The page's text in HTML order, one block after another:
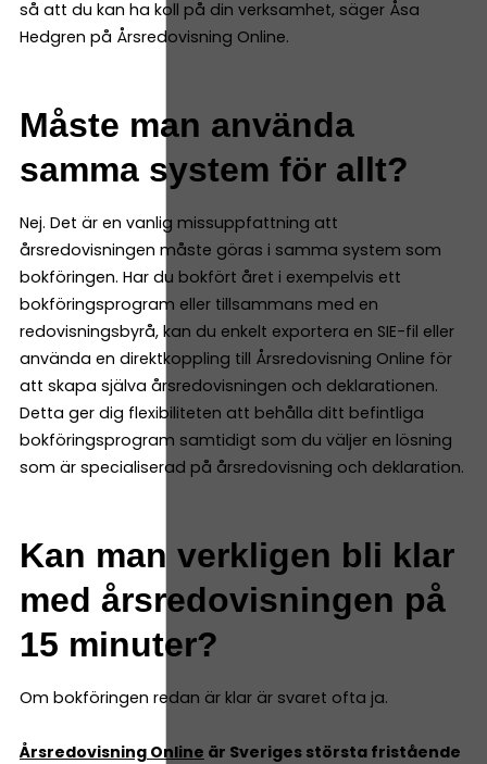
så att du kan ha koll på din verksamhet, säger Åsa
Hedgren på Årsredovisning Online.
Måste man använda
samma system för allt?
Nej. Det är en vanlig missuppfattning att
årsredovisningen måste göras i samma system som
bokföringen. Har du bokfört året i exempelvis ett
bokföringsprogram eller tillsammans med en
redovisningsbyrå, kan du enkelt exportera en SIE-fil eller
använda en direktkoppling till Årsredovisning Online för
att skapa själva årsredovisningen och deklarationen.
Detta ger dig flexibiliteten att behålla ditt befintliga
bokföringsprogram samtidigt som du väljer en lösning
som är specialiserad på årsredovisning och deklaration.
Kan man verkligen bli klar
med årsredovisningen på
15 minuter?
Om bokföringen redan är klar är svaret ofta ja.
Årsredovisning Online är Sveriges största fristående